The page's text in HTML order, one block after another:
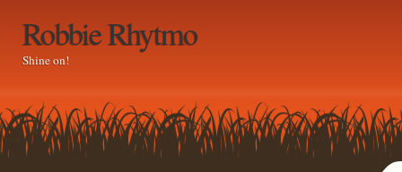
Robbie Rhytmo
Shine on!